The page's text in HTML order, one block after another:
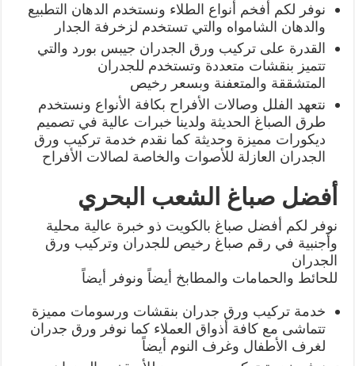
نوفر لكم أفخم أنواع الطلاء ونستخدم الدهان التطبيع
والدهان الشامواه والتي تستخدم لزخرفة الجدار
القدرة على تركيب ورق الجدران جيبس بورد والتي
تتميز بنقشات متعددة وتستخدم للجدران
المتشققة والمتعفنة وبسعر رخيص
نتعهد الفلل وصالات الأفراح بكافة الأنواع ونستخدم
طرق الصباغ الحديثة ولدينا خبرات عالية في تصميم
ديكورات مميزة وحديثة كما نقدم خدمة تركيب ورق
الجدران العازلة للأصوات والخاصة لصالات الأفراح
أفضل صباغ الشعب البحري
نوفر لكم أفضل صباغ بالكويت ذو خبرة عالية محلية
وأجنبية في رقم صباغ رخيص للجدران وتركيب ورق
الجدران
للحائط والحمامات والمطابخ أيضاً ونوفر أيضاً
خدمة تركيب ورق جدران بنقشات ورسومات مميزة
تتماشى مع كافة أذواق العملاء كما نوفر ورق جدران
لغرف الأطفال وغرف النوم أيضاً